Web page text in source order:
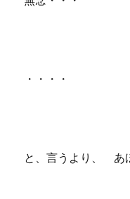
・・・・
と、言うより、